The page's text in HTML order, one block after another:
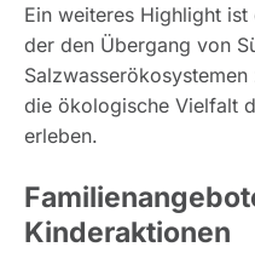
Ein weiteres Highlight ist
der den Übergang von
die ökologische Vielfalt
erleben.
Kinderaktionen